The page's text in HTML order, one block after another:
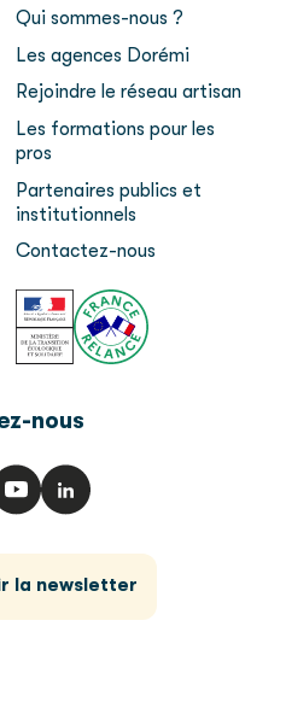
Qui sommes-nous ?
Les agences Dorémi
Rejoindre le réseau artisan
Les formations pour les
pros
Partenaires publics et
institutionnels
Contactez-nous
nous
la newsletter